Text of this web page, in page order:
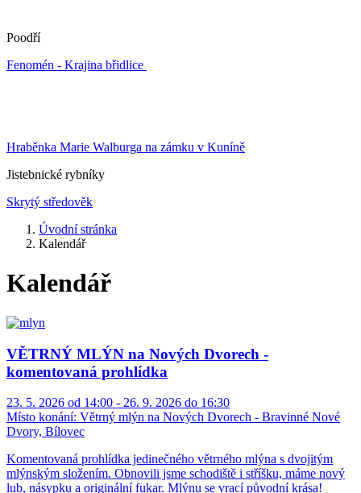
Poodří
Fenomén - Krajina břidlice
Hraběnka Marie Walburga na zámku v Kuníně
Jistebnické rybníky
Skrytý středověk
Úvodní stránka
Kalendář
Kalendář
VĚTRNÝ MLÝN na Nových Dvorech -
komentovaná prohlídka
23. 5. 2026 od 14:00 - 26. 9. 2026 do 16:30
Místo konání: Větrný mlýn na Nových Dvorech - Bravinné Nové
Dvory, Bílovec
Komentovaná prohlídka jedinečného větrného mlýna s dvojitým
mlýnským složením. Obnovili jsme schodiště i stříšku, máme nový
lub, násypku a originální fukar. Mlýnu se vrací původní krása!